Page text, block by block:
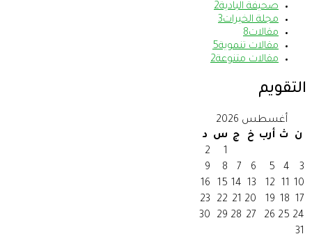
صحيفة البادية2
مجلة الخيرات3
مقالات8
مقالات تنموية5
مقالات متنوعة2
التقويم
أغسطس 2026
ن
ث أرب خ ج س
د
1
2
3
4
5
6
7
8
9
10
11
12
13
14
15
16
17
18
19
20
21
22
23
24
25
26
27
28
29
30
31